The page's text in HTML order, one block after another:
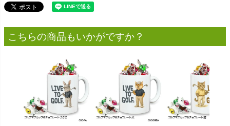
こちらの商品もいかがですか？